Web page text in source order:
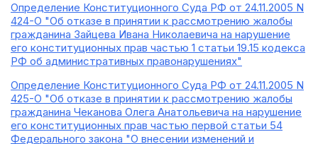
Определение Конституционного Суда РФ от 24.11.2005 N
424-О "Об отказе в принятии к рассмотрению жалобы
гражданина Зайцева Ивана Николаевича на нарушение
его конституционных прав частью 1 статьи 19.15 кодекса
РФ об административных правонарушениях"
Определение Конституционного Суда РФ от 24.11.2005 N
425-О "Об отказе в принятии к рассмотрению жалобы
гражданина Чеканова Олега Анатольевича на нарушение
его конституционных прав частью первой статьи 54
Федерального закона "О внесении изменений и